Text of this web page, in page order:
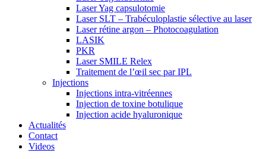
Laser Yag capsulotomie
Laser SLT – Trabéculoplastie sélective au laser
Laser rétine argon – Photocoagulation
LASIK
PKR
Laser SMILE Relex
Traitement de l’œil sec par IPL
Injections
Injections intra-vitréennes
Injection de toxine botulique
Injection acide hyaluronique
Actualités
Contact
Videos